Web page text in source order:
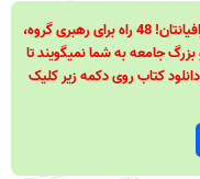
48 قانون قدرت! 48 فرمول برای تسلط کامل بر اطرافیانتان! 48 راه برای رهبری گروه،
واقعی و بزرگ جامعه به شما نمیگویند تا
کتاب روی دکمه زیر کلیک